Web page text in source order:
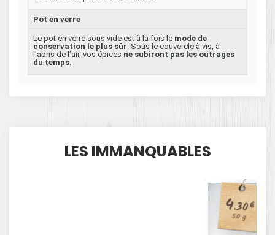
Pot en verre
Le pot en verre sous vide est à la fois le mode de
conservation le plus sûr . Sous le couvercle à vis, à
l’abris de l’air, vos épices ne subiront pas les outrages
du temps.
LES IMMANQUABLES
4.30€
50 g